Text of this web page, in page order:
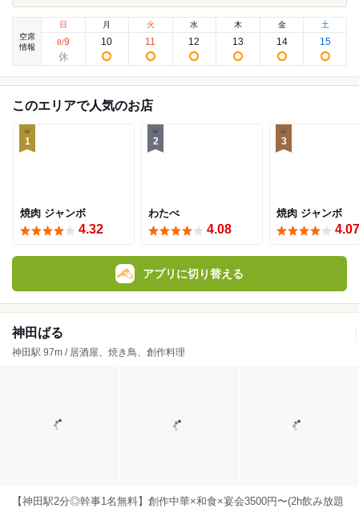
空席
情報
日
8/9
月
10
火
11
水
12
木
13
金
14
土
15
このエリアで人気のお店
1
焼肉 ジャンボ
4.32
2
わたべ
4.08
3
焼肉 ジャンボ
4.07
アプリに切り替える
神田ばる
神田駅 97m / 居酒屋、焼き鳥、創作料理
【神田駅2分◎幹事1名無料】創作中華×和食×宴会3500円〜(2h飲み放題